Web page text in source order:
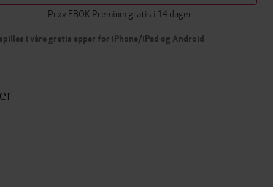
Prøv EBOK Premium gratis i 14 dager
i våre gratis apper for iPhone/iPad og Android